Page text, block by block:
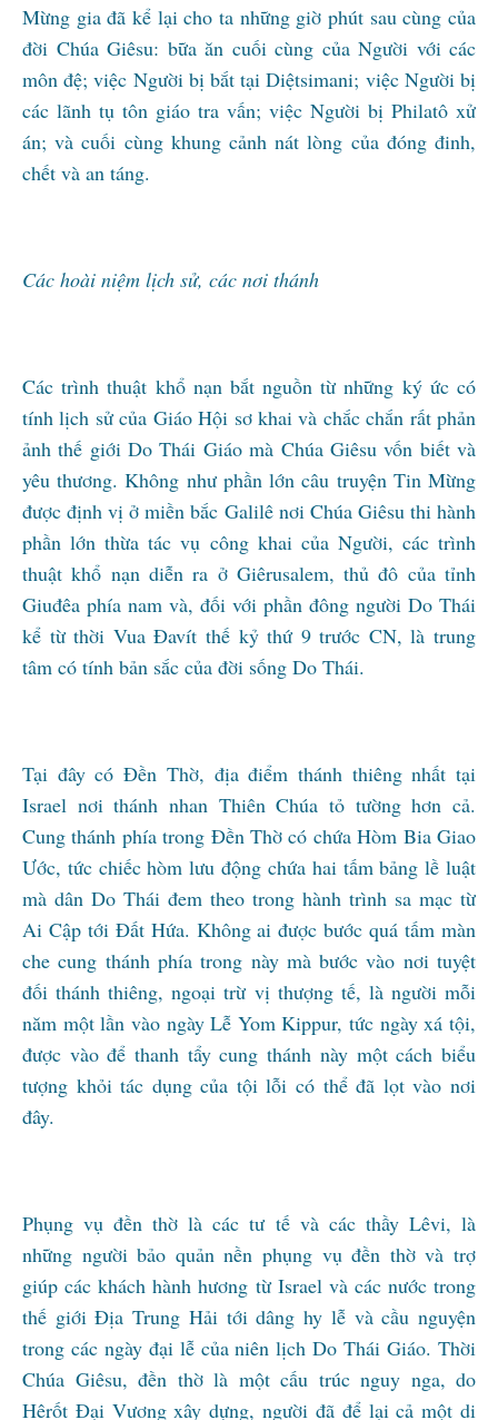
Mừng gia đã kể lại cho ta những giờ phút sau cùng của
đời Chúa Giêsu: bữa ăn cuối cùng của Người với các
môn đệ; việc Người bị bắt tại Diệtsimani; việc Người bị
các lãnh tụ tôn giáo tra vấn; việc Người bị Philatô xử
án; và cuối cùng khung cảnh nát lòng của đóng đinh,
chết và an táng.
Các hoài niệm lịch sử, các nơi thánh
Các trình thuật khổ nạn bắt nguồn từ những ký ức có
tính lịch sử của Giáo Hội sơ khai và chắc chắn rất phản
ảnh thế giới Do Thái Giáo mà Chúa Giêsu vốn biết và
yêu thương. Không như phần lớn câu truyện Tin Mừng
được định vị ở miền bắc Galilê nơi Chúa Giêsu thi hành
phần lớn thừa tác vụ công khai của Người, các trình
thuật khổ nạn diễn ra ở Giêrusalem, thủ đô của tỉnh
Giuđêa phía nam và, đối với phần đông người Do Thái
kể từ thời Vua Đavít thế kỷ thứ 9 trước CN, là trung
tâm có tính bản sắc của đời sống Do Thái.
Tại đây có Đền Thờ, địa điểm thánh thiêng nhất tại
Israel nơi thánh nhan Thiên Chúa tỏ tường hơn cả.
Cung thánh phía trong Đền Thờ có chứa Hòm Bia Giao
Ước, tức chiếc hòm lưu động chứa hai tấm bảng lề luật
mà dân Do Thái đem theo trong hành trình sa mạc từ
Ai Cập tới Đất Hứa. Không ai được bước quá tấm màn
che cung thánh phía trong này mà bước vào nơi tuyệt
đối thánh thiêng, ngoại trừ vị thượng tế, là người mỗi
năm một lần vào ngày Lễ Yom Kippur, tức ngày xá tội,
được vào để thanh tẩy cung thánh này một cách biểu
tượng khỏi tác dụng của tội lỗi có thể đã lọt vào nơi
đây.
Phụng vụ đền thờ là các tư tế và các thầy Lêvi, là
những người bảo quản nền phụng vụ đền thờ và trợ
giúp các khách hành hương từ Israel và các nước trong
thế giới Địa Trung Hải tới dâng hy lễ và cầu nguyện
trong các ngày đại lễ của niên lịch Do Thái Giáo. Thời
Chúa Giêsu, đền thờ là một cấu trúc nguy nga, do
Hêrốt Đại Vương xây dựng, người đã để lại cả một di